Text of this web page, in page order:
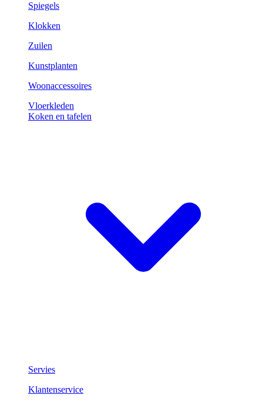
Spiegels
Klokken
Zuilen
Kunstplanten
Woonaccessoires
Vloerkleden
Koken en tafelen
Servies
Klantenservice